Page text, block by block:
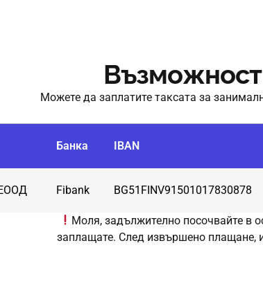
Можете да заплатите таксата за
Банка IBAN
Fibank BG51FINV91501017830878
Моля, задължително посочвайтев
заплащате. След извършено плащане,